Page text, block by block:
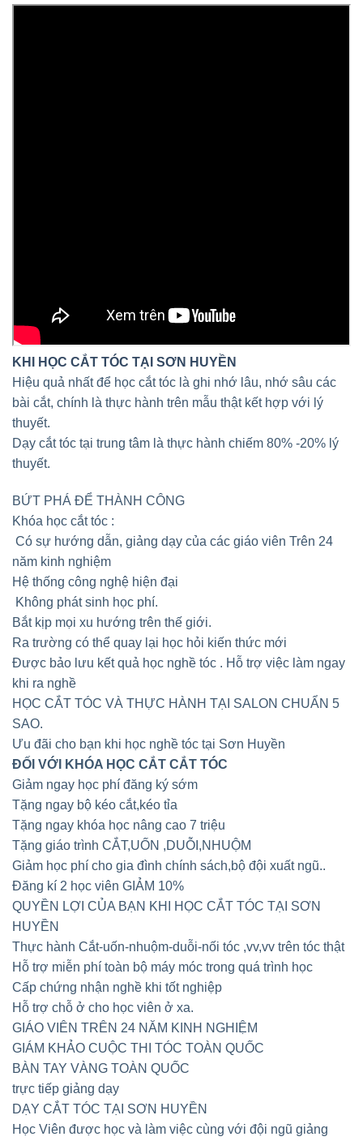
KHI HỌC CẮT TÓC TẠI SƠN HUYỀN
Hiệu quả nhất để học cắt tóc là ghi nhớ lâu, nhớ sâu các
bài cắt, chính là thực hành trên mẫu thật kết hợp với lý
thuyết.
Dạy cắt tóc tại trung tâm là thực hành chiếm 80% -20% lý
thuyết.
BỨT PHÁ ĐỂ THÀNH CÔNG
Khóa học cắt tóc :
Có sự hướng dẫn, giảng dạy của các giáo viên Trên 24
năm kinh nghiệm
Hệ thống công nghệ hiện đại
Không phát sinh học phí.
Bắt kịp mọi xu hướng trên thế giới.
Ra trường có thể quay lại học hỏi kiến thức mới
Được bảo lưu kết quả học nghề tóc . Hỗ trợ việc làm ngay
khi ra nghề
HỌC CẮT TÓC VÀ THỰC HÀNH TẠI SALON CHUẨN 5
SAO.
Ưu đãi cho bạn khi học nghề tóc tại Sơn Huyền
ĐỐI VỚI KHÓA HỌC CẮT CẮT TÓC
Giảm ngay học phí đăng ký sớm
Tặng ngay bộ kéo cắt,kéo tỉa
Tặng ngay khóa học nâng cao 7 triệu
Tặng giáo trình CẮT,UỐN ,DUỖI,NHUỘM
Giảm học phí cho gia đình chính sách,bộ đội xuất ngũ..
Đăng kí 2 học viên GIẢM 10%
QUYỀN LỢI CỦA BẠN KHI HỌC CẮT TÓC TẠI SƠN
HUYỀN
Thực hành Cắt-uốn-nhuộm-duỗi-nối tóc ,vv,vv trên tóc thật
Hỗ trợ miễn phí toàn bộ máy móc trong quá trình học
Cấp chứng nhận nghề khi tốt nghiệp
Hỗ trợ chỗ ở cho học viên ở xa.
GIÁO VIÊN TRÊN 24 NĂM KINH NGHIỆM
GIÁM KHẢO CUỘC THI TÓC TOÀN QUỐC
BÀN TAY VÀNG TOÀN QUỐC
trực tiếp giảng dạy
DẠY CẮT TÓC TẠI SƠN HUYỀN
Học Viên được học và làm việc cùng với đội ngũ giảng